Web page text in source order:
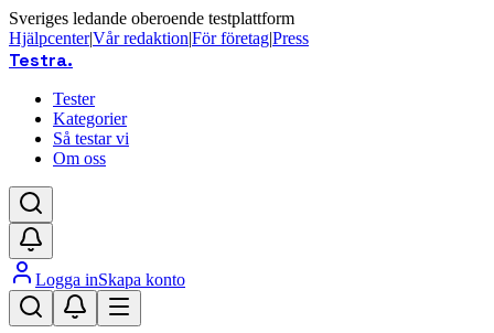
Sveriges ledande oberoende testplattform
Hjälpcenter|Vår redaktion|För företag|Press
Testra.
Tester
Kategorier
Så testar vi
Om oss
Logga inSkapa konto